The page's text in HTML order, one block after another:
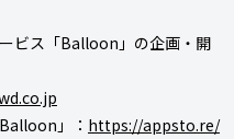
ビス「Balloon」の企画・開
」： https://appsto.re/